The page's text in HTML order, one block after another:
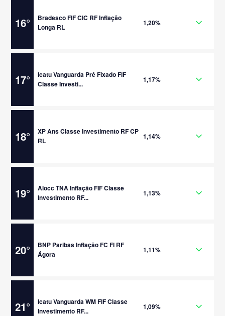
16°
Bradesco FIF CIC RF Inflação
Longa RL
1,20%
17°
Icatu Vanguarda Pré Fixado FIF
Classe Investi...
1,17%
18°
XP Ans Classe Investimento RF CP
RL
1,14%
19°
Alocc TNA Inflação FIF Classe
Investimento RF...
1,13%
20°
BNP Paribas Inflação FC FI RF
Ágora
1,11%
21°
Icatu Vanguarda WM FIF Classe
Investimento RF...
1,09%